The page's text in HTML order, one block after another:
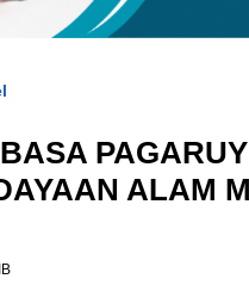
ALAM